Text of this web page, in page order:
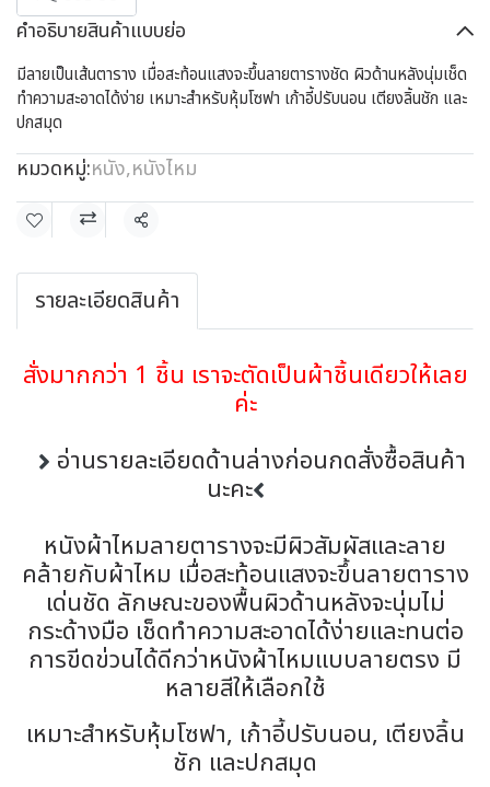
คำอธิบายสินค้าแบบย่อ
มีลายเป็นเส้นตาราง เมื่อสะท้อนแสงจะขึ้นลายตารางชัด ผิวด้านหลังนุ่มเช็ด
ทำความสะอาดได้ง่าย เหมาะสำหรับหุ้มโซฟา เก้าอี้ปรับนอน เตียงลิ้นชัก และ
ปกสมุด
หมวดหมู่:หนัง,หนังไหม
แชร์
รายละเอียดสินค้า
สั่งมากกว่า 1 ชิ้น เราจะตัดเป็นผ้าชิ้นเดียวให้เลย
ค่ะ
อ่านรายละเอียดด้านล่างก่อนกดสั่งซื้อสินค้า
นะคะ
หนังผ้าไหมลายตารางจะมีผิวสัมผัสและลาย
คล้ายกับผ้าไหม เมื่อสะท้อนแสงจะขึ้นลายตาราง
เด่นชัด ลักษณะของพื้นผิวด้านหลังจะนุ่มไม่
กระด้างมือ เช็ดทำความสะอาดได้ง่ายและทนต่อ
การขีดข่วนได้ดีกว่าหนังผ้าไหมแบบลายตรง มี
หลายสีให้เลือกใช้
เหมาะสำหรับหุ้มโซฟา, เก้าอี้ปรับนอน, เตียงลิ้น
ชัก และปกสมุด